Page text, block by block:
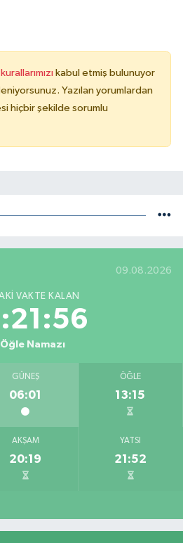
kabul etmiş bulunuyor
Yazılan yorumlardan
hiçbir şekilde sorumlu
09.08.2026
VAKTE KALAN
Öğle Namazı
GÜNEŞ
06:01
ÖĞLE
13:15
AKŞAM
20:19
YATSI
21:52